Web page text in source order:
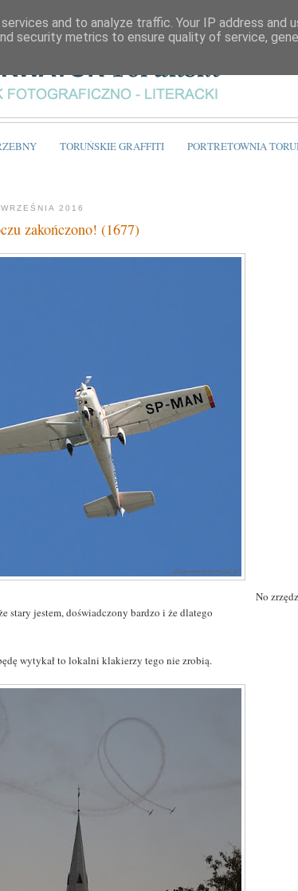
TORUŃSKIE GRAFFITI PORTRETOWNIA
2016
zakończono! (1677)
No
stary jestem, doświadczony bardzo i że dlatego
wytykał to lokalni klakierzy tego nie zrobią.
and to analyze traffic. Your IP address and
security metrics to ensure quality of service,